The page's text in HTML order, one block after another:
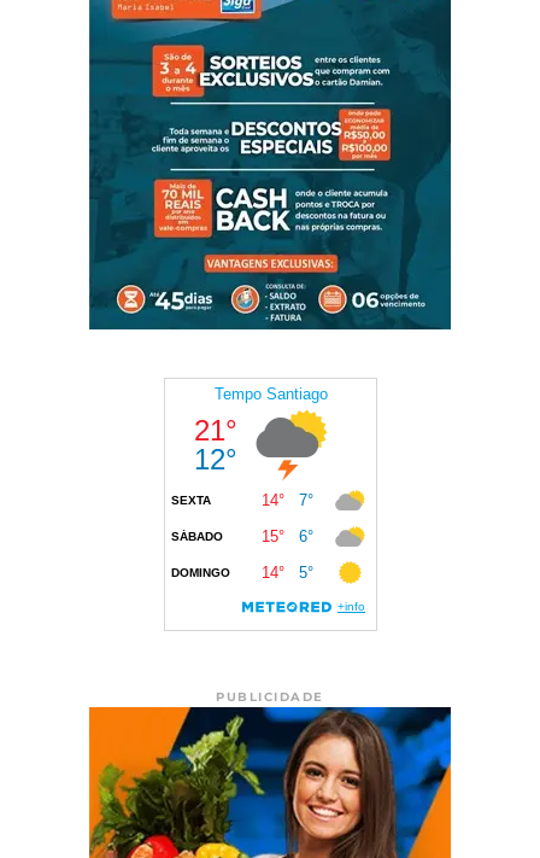
PUBLICIDADE